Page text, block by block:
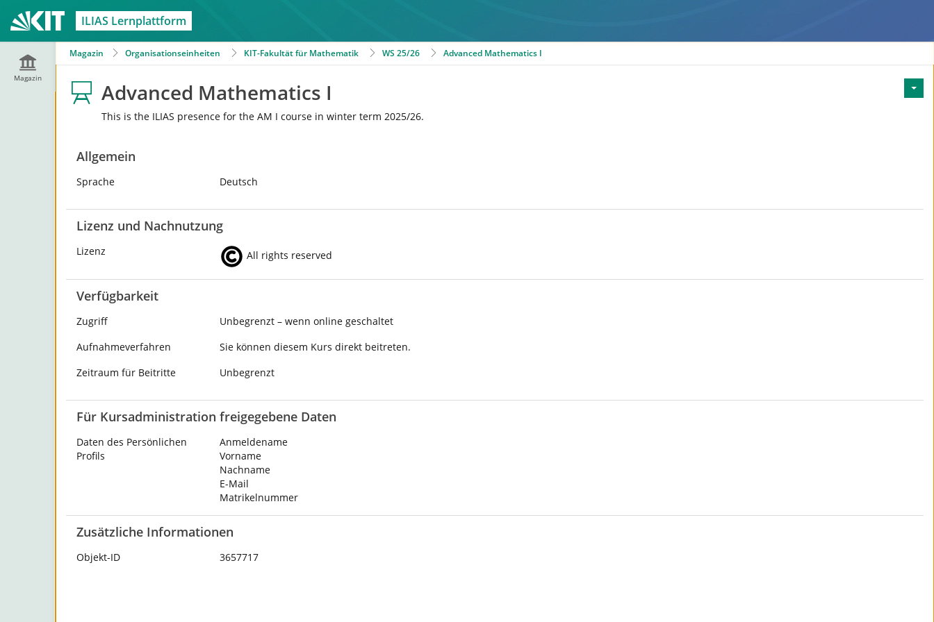
ILIAS Lernplattform
Magazin
Advanced Mathematics I
WS 25/26
KIT-Fakultät für Mathematik
Organisationseinheiten
Magazin
Advanced Mathematics I
This is the ILIAS presence for the AM I course in winter term 2025/26.
Allgemein
Sprache Deutsch
Lizenz und Nachnutzung
Lizenz All rights reserved
Verfügbarkeit
Zugriff
Unbegrenzt – wenn online geschaltet
Aufnahmeverfahren
Sie können diesem Kurs direkt beitreten.
Zeitraum für Beitritte
Unbegrenzt
Für Kursadministration freigegebene Daten
Daten des Persönlichen
Profils
Anmeldename
Vorname
Nachname
E-Mail
Matrikelnummer
Zusätzliche Informationen
Objekt-ID 3657717